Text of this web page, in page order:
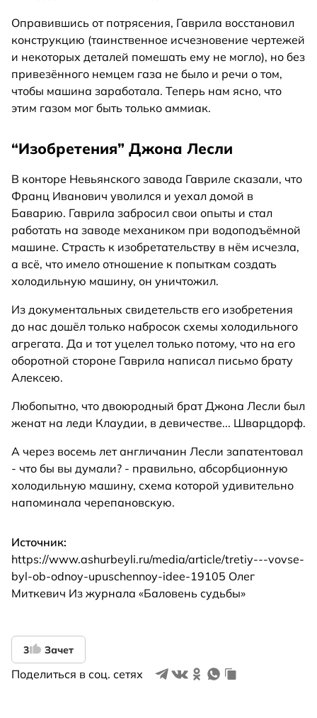
Оправившись от потрясения, Гаврила восстановил
конструкцию (таинственное исчезновение чертежей
и некоторых деталей помешать ему не могло), но без
привезённого немцем газа не было и речи о том,
чтобы машина заработала. Теперь нам ясно, что
этим газом мог быть только аммиак.
“Изобретения” Джона Лесли
В конторе Невьянского завода Гавриле сказали, что
Франц Иванович уволился и уехал домой в
Баварию. Гаврила забросил свои опыты и стал
работать на заводе механиком при водоподъёмной
машине. Страсть к изобретательству в нём исчезла,
а всё, что имело отношение к попыткам создать
холодильную машину, он уничтожил.
Из документальных свидетельств его изобретения
до нас дошёл только набросок схемы холодильного
агрегата. Да и тот уцелел только потому, что на его
оборотной стороне Гаврила написал письмо брату
Алексею.
Любопытно, что двоюродный брат Джона Лесли был
женат на леди Клаудии, в девичестве... Шварцдорф.
А через восемь лет англичанин Лесли запатентовал
- что бы вы думали? - правильно, абсорбционную
холодильную машину, схема которой удивительно
напоминала черепановскую.
Источник:
https://www.ashurbeyli.ru/media/article/tretiy---vovse-
byl-ob-odnoy-upuschennoy-idee-19105 Олег
Миткевич Из журнала «Баловень судьбы»
3 Зачет
Поделиться в соц. сетях